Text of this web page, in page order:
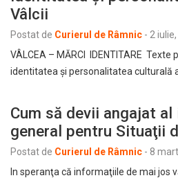
Vâlcii
Postat de Curierul de Râmnic - 2
VÂLCEA – MĂRCI IDENTITARE Texte
identitatea și personalitatea culturală
Cum să devii angajat
general pentru Situaţii
Postat de Curierul de Râmnic - 8
In speranţa că informaţiile de mai jos